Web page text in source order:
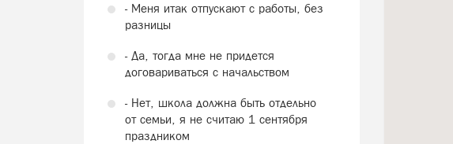
- Меня итак отпускают с работы, без
разницы
- Да, тогда мне не придется
договариваться с начальством
- Нет, школа должна быть отдельно
от семьи, я не считаю 1 сентября
праздником